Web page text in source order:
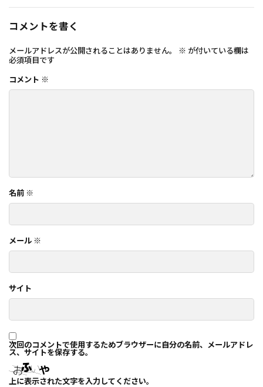
コメントを書く
メールアドレスが公開されることはありません。 ※ が付いている欄は
必須項目です
コメント ※
名前 ※
メール ※
サイト
次回のコメントで使用するためブラウザーに自分の名前、メールアドレ
ス、サイトを保存する。
上に表示された文字を入力してください。